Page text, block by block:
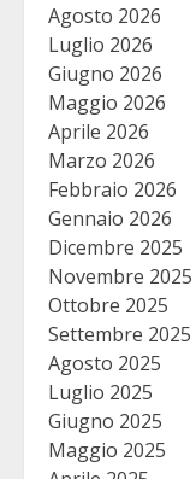
Agosto 2026
Luglio 2026
Giugno 2026
Maggio 2026
Aprile 2026
Marzo 2026
Febbraio 2026
Gennaio 2026
Dicembre 2025
Novembre 2025
Ottobre 2025
Settembre 2025
Agosto 2025
Luglio 2025
Giugno 2025
Maggio 2025